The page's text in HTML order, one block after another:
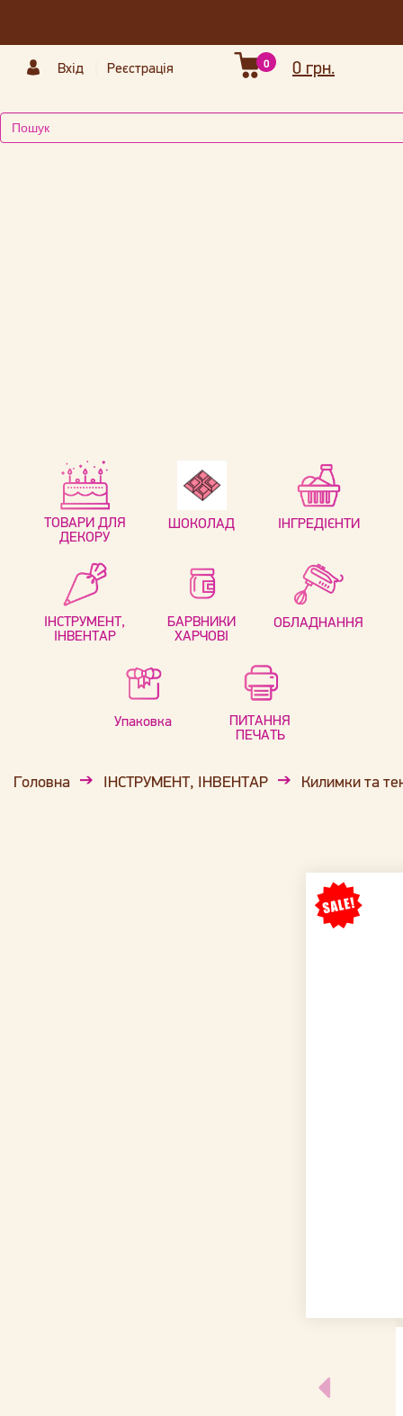
Вхід Реєстрація 0 грн.
0
ТОВАРИ ДЛЯ
ДЕКОРУ
ШОКОЛАД ІНГРЕДІЄНТИ
ІНСТРУМЕНТ,
ІНВЕНТАР
БАРВНИКИ
ХАРЧОВІ
ОБЛАДНАННЯ
Упаковка
ПИТАННЯ
ПЕЧАТЬ
Головна ІНСТРУМЕНТ, ІНВЕНТАР Килимки та